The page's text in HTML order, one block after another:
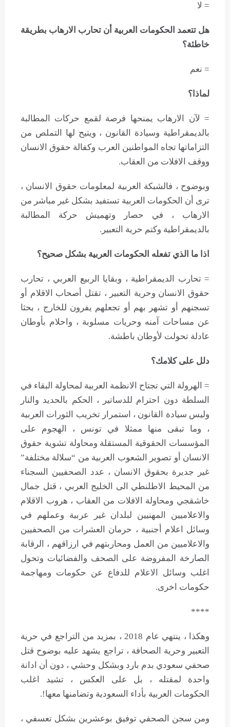
= لا
هل تتعمد الحكومات العربية أن تحارب الارهاب بطريقة
خاطئة؟
= نعم
لماذا؟
= لآن الارهاب يمنحها فرصة لقمع حركات المطالبة
بالديمقراطية وسيادة القانون ، ويتيح لها التملص من
التزاماتها تجاه المواطنين العرب وكفالة حقوق الانسان
ووقف الافلات من العقاب.
وبوضوح ، فالشبكة العربية لمعلومات حقوق الانسان ،
ترى أن الحكومات العربية تستفيد بشكل غير مباشر من
الارهاب ، في حصار وتهميش حركة المطالبة
بالديمقراطية وكتم حرية التعبير.
اذا ما الذي تفعله الحكومات العربية بشكل صحيح؟
= تحارب الديمقراطية ، وبقايا الربيع العربي ، تحارب
حقوق الانسان وحرية التعبير ، تقتل أصحاب الاقلام أو
تسجنهم أو تشهر بهم أو تجعلهم يفرون للخارج ، بحثا
عن مساحات آمنه وحريات مسلوبة ، واحلام بأوطان
عادلة تحولت لأوطان باطشة.
دلل على كلامك؟
= الهرولة التي تجتاح الانظمة العربية لمحاولة البقاء في
السلطة دون احترام للدساتير ، الحكم بالحديد والنار
وليس سيادة القانون ، استمرار تخريب الثورات العربية
، وما تبقى منها ممثلا في تونس ، الهجوم على
المؤسسات الحقوقية المستقلة ومحاولة تشوية حقوق
الانسان أو تصوير الشعوب العربية من “سلالة مختلفة”
غير جديرة بحقوق الانسان ، عدد الصحفيين السجناء
من المحيط الاطلنطي الى الخليج العربي ، قتل جمال
خاشقجي ومحاولة الافلات من العقاب ، هروب الاقلام
والاعلاميين المهنيين لبلدان غير عربية وعملهم في
وسائل اعلام أجنبية ، حرمان العشرات من الصحفيين
والاعلاميين من العمل ومحاربتهم في ارزاقهم ، الرقابة
الصارخة المفروضة على الصحف والفضائيات وتحول
اغلب وسائل الاعلام للدفاع عن حكومات ومهاجمة
حكومات اخرى.
****
وهكذا ، ينتهي عام 2018 ، بمزيد من التراجع في حرية
التعبير وحرية الصحافة ، تراجع يشهد عليه بوضوح قتل
صحفي سعودي بدم بارد وبشكل وحشي ، دون أن ادانة
واحدة لمقتله ، بل على العكس ، تشيد اغلب
الحكومات العربية بأداء السعودية وتضامنها معها!.
ومن سجن الصحفي توفيق بوعشرين بشكل تعسفي ،